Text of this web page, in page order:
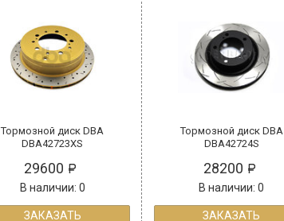
Тормозной диск DBA
DBA42723XS
29600
В наличии: 0
ЗАКАЗАТЬ
Тормозной диск DBA
DBA42724S
28200
В наличии: 0
ЗАКАЗАТЬ